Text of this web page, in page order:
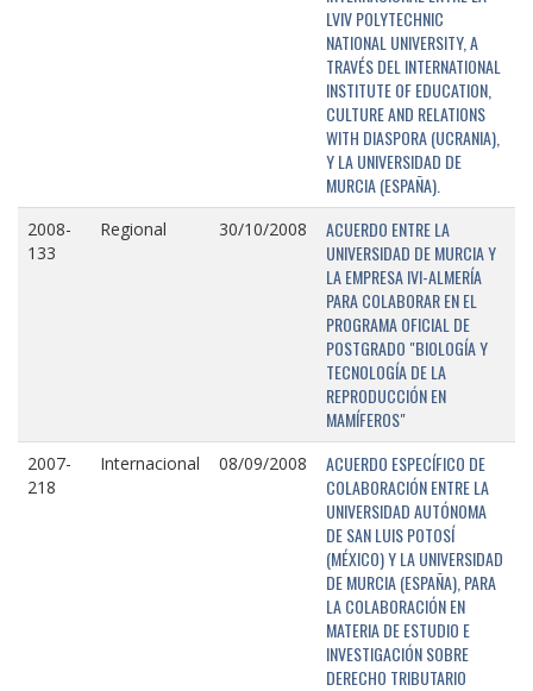
LVIV POLYTECHNIC
NATIONAL UNIVERSITY, A
TRAVÉS DEL INTERNATIONAL
INSTITUTE OF EDUCATION,
CULTURE AND RELATIONS
WITH DIASPORA (UCRANIA),
Y LA UNIVERSIDAD DE
MURCIA (ESPAÑA).
2008-
133
Regional 30/10/2008
ACUERDO ENTRE LA
UNIVERSIDAD DE MURCIA Y
LA EMPRESA IVI-ALMERÍA
PARA COLABORAR EN EL
PROGRAMA OFICIAL DE
POSTGRADO "BIOLOGÍA Y
TECNOLOGÍA DE LA
REPRODUCCIÓN EN
MAMÍFEROS"
2007-
218
Internacional 08/09/2008
ACUERDO ESPECÍFICO DE
COLABORACIÓN ENTRE LA
UNIVERSIDAD AUTÓNOMA
DE SAN LUIS POTOSÍ
(MÉXICO) Y LA UNIVERSIDAD
DE MURCIA (ESPAÑA), PARA
LA COLABORACIÓN EN
MATERIA DE ESTUDIO E
INVESTIGACIÓN SOBRE
DERECHO TRIBUTARIO